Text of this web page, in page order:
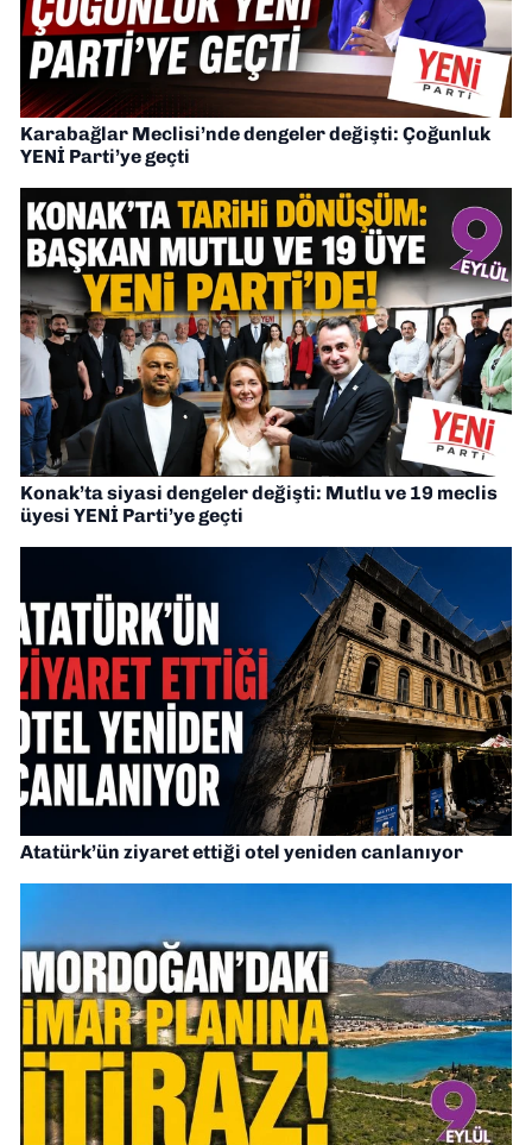
Karabağlar Meclisi’nde dengeler değişti: Çoğunluk
YENİ Parti’ye geçti
Konak’ta siyasi dengeler değişti: Mutlu ve 19 meclis
üyesi YENİ Parti’ye geçti
Atatürk’ün ziyaret ettiği otel yeniden canlanıyor